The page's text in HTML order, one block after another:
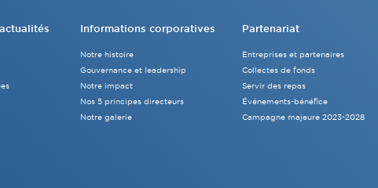
Informations corporatives
Notre histoire
Gouvernance et leadership
Notre impact
Nos 5 principes directeurs
Notre galerie
Partenariat
Entreprises et partenaires
Collectes de fonds
Servir des repas
Événements-bénéfice
Campagne majeure 2023-2028